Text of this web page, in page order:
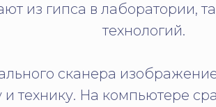
из гипса в лаборатории,
технологий.
сканера
и технику. На компьютере